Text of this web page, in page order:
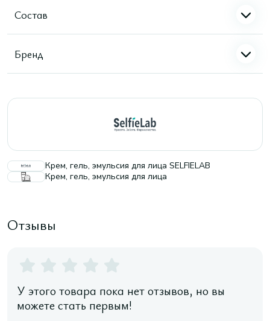
Состав
Бренд
Крем, гель, эмульсия для лица SELFIELAB
Крем, гель, эмульсия для лица
Отзывы
У этого товара пока нет отзывов, но вы
можете стать первым!